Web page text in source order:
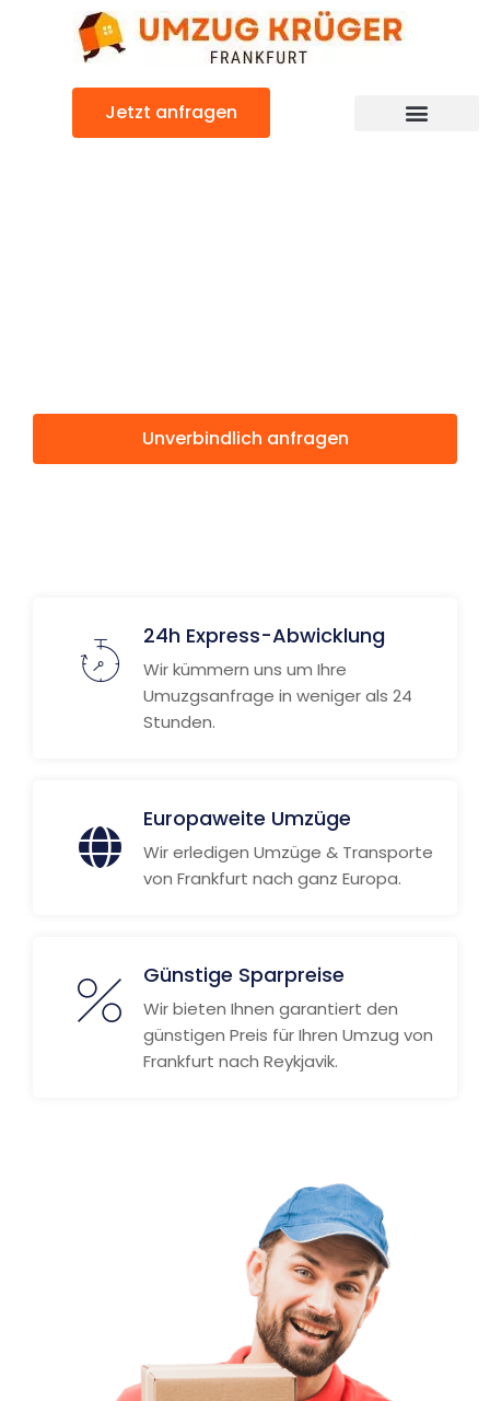
Jetzt anfragen
Unverbindlich anfragen
24h Express-Abwicklung
Wir kümmern uns um Ihre
Umuzgsanfrage in weniger als 24
Stunden.
Europaweite Umzüge
Wir erledigen Umzüge & Transporte
von Frankfurt nach ganz Europa.
Günstige Sparpreise
Wir bieten Ihnen garantiert den
günstigen Preis für Ihren Umzug von
Frankfurt nach Reykjavik.